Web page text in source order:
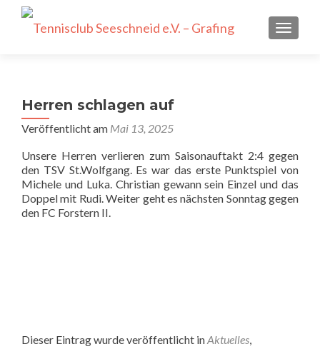
Herren schlagen auf
Veröffentlicht am Mai 13, 2025
Unsere Herren verlieren zum Saisonauftakt 2:4 gegen
den TSV St.Wolfgang. Es war das erste Punktspiel von
Michele und Luka. Christian gewann sein Einzel und das
Doppel mit Rudi. Weiter geht es nächsten Sonntag gegen
den FC Forstern II.
Dieser Eintrag wurde veröffentlicht inAktuelles,